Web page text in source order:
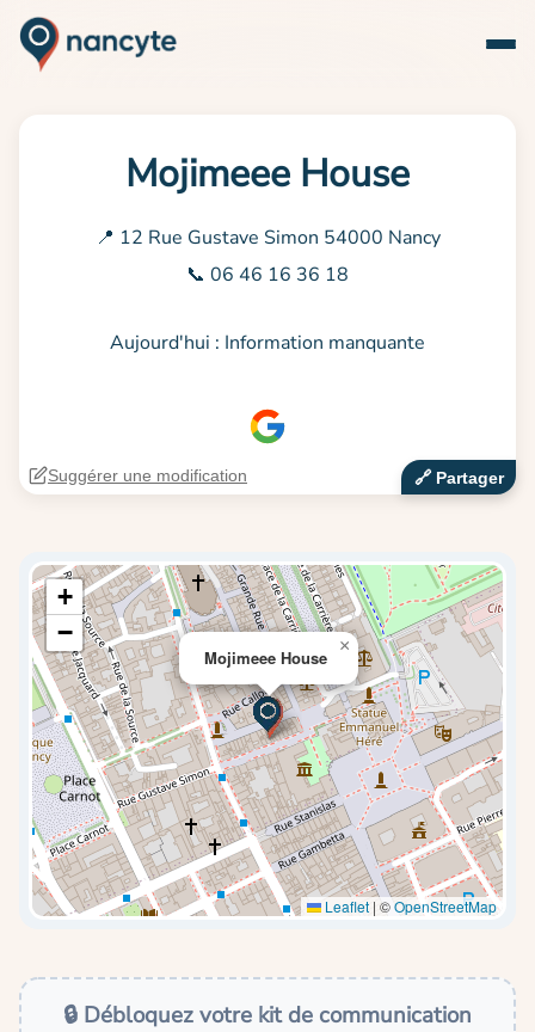
Mojimeee House
📍 12 Rue Gustave Simon 54000 Nancy
📞 06 46 16 36 18
Aujourd'hui : Information manquante
🔗‍️ Partager
Suggérer une modification
Mojimeee House
×
+
−
Leaflet | ©OpenStreetMap
🔒 Débloquez votre kit de communication